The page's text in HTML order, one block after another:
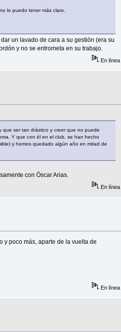
lo puedo tener más claro.
un lavado de cara a su gestión (era su
y no se entrometa en su trabajo.
En línea
ser tan drástico y creer que no puede
Y que con él en el club, se han hecho
y hemos quedado algún año en mitad de
con Óscar Arias.
En línea
y poco más, aparte de la vuelta de
En línea